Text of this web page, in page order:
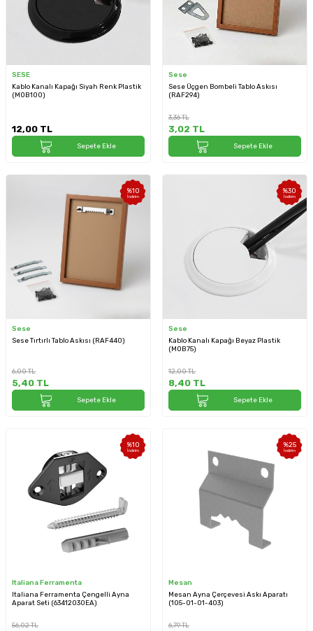
SESE
Kablo Kanalı Kapağı Siyah Renk Plastik
(MOB100)
12,00 TL
Sepete Ekle
Sese
Sese Üçgen Bombeli Tablo Askısı
(RAF294)
3,36TL
3,02 TL
Sepete Ekle
%10
İndirim
Sese
Sese Tırtırlı Tablo Askısı (RAF440)
6,00TL
5,40 TL
Sepete Ekle
%30
İndirim
Sese
Kablo Kanalı Kapağı Beyaz Plastik
(MOB75)
12,00TL
8,40 TL
Sepete Ekle
%10
İndirim
Italiana Ferramenta
Italiana Ferramenta Çengelli Ayna
Aparat Seti (63412030EA)
56,02TL
%25
İndirim
Mesan
Mesan Ayna Çerçevesi Askı Aparatı
(105-01-01-403)
6,79TL